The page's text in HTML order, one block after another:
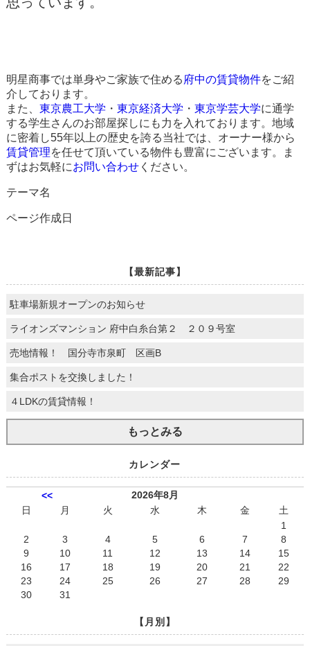
明星商事では単身やご家族で住める 府中の賃貸物件をご紹
介しております。
また、 東京農工大学 ・ 東京経済大学 ・ 東京学芸大学に通学
する学生さんのお部屋探しにも力を入れております。地域
に密着し55年以上の歴史を誇る当社では、オーナー様から
賃貸管理を任せて頂いている物件も豊富にございます。ま
ずはお気軽にお問い合わせください。
テーマ名
ページ作成日
【最新記事】
駐車場新規オープンのお知らせ
ライオンズマンション 府中白糸台第２ ２０９号室
売地情報！ 国分寺市泉町 区画B
集合ポストを交換しました！
４LDKの賃貸情報！
もっとみる
カレンダー
<<
2026年8月
日
月 火 水 木 金
土
1
2
3 4 5 6 7
8
9
10 11 12 13 14
15
16
17 18 19 20 21
22
23
24 25 26 27 28
29
30
31
【月別】